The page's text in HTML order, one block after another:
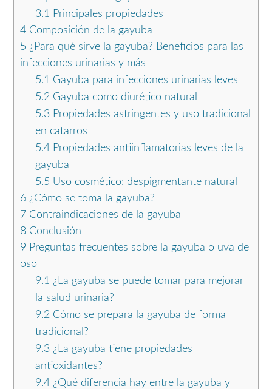
3.1 Principales propiedades
4 Composición de la gayuba
5 ¿Para qué sirve la gayuba? Beneficios para las
infecciones urinarias y más
5.1 Gayuba para infecciones urinarias leves
5.2Gayuba como diurético natural
5.3Propiedades astringentes y uso tradicional
en catarros
5.4Propiedades antiinflamatorias leves de la
gayuba
5.5 Uso cosmético: despigmentante natural
6 ¿Cómo se toma la gayuba?
7 Contraindicaciones de la gayuba
8 Conclusión
9 Preguntas frecuentes sobre la gayuba o uva de
oso
9.1 ¿La gayuba se puede tomar para mejorar
la salud urinaria?
9.2Cómo se prepara la gayuba de forma
tradicional?
9.3¿La gayuba tiene propiedades
antioxidantes?
9.4¿Qué diferencia hay entre la gayuba y